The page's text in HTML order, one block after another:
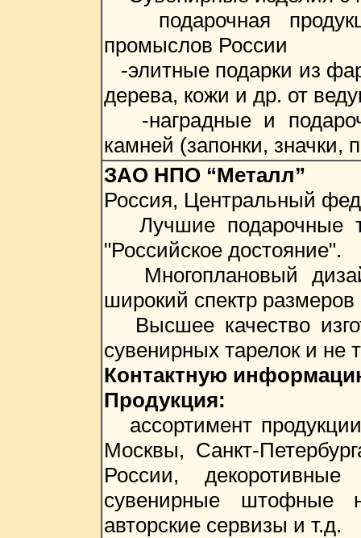
подарочная
промыслов России
-элитные подарки из
дерева, кожи и др. от
-наградные и
камней (запонки, значки,
ЗАО НПО “Металл”
Россия, Центральный
Лучшие подарочные
"Российское достояние".
Многоплановый
широкий спектр
Высшее качество
сувенирных тарелок и не
Контактную
Продукция:
ассортимент
Москвы, Санкт-
России,
сувенирные штофные
авторские сервизы и т.д.